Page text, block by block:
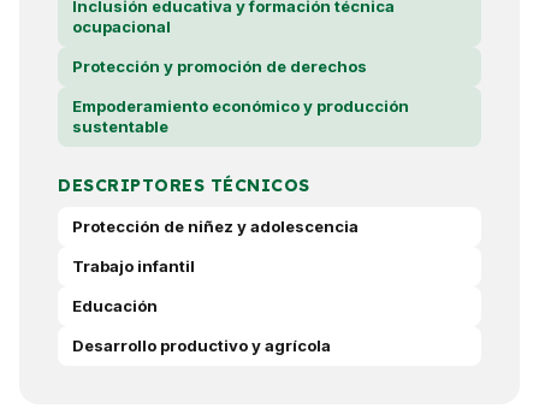
Inclusión educativa y formación técnica
ocupacional
Protección y promoción de derechos
Empoderamiento económico y producción
sustentable
DESCRIPTORES TÉCNICOS
Protección de niñez y adolescencia
Trabajo infantil
Educación
Desarrollo productivo y agrícola